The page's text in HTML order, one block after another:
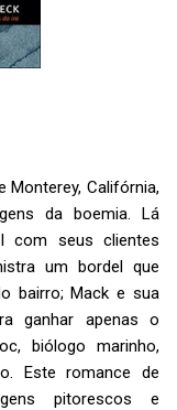
Monterey, Califórnia,
da boemia. Lá
com seus clientes
um bordel que
bairro; Mack e sua
ganhar apenas o
biólogo marinho,
Este romance de
pitorescos e